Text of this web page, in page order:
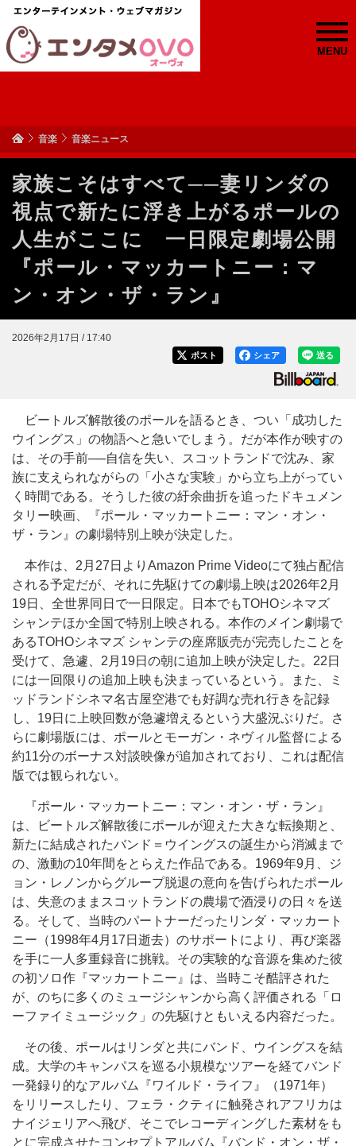
MENU
音楽 音楽ニュース
家族こそはすべて──妻リンダの
視点で新たに浮き上がるポールの
人生がここに 一日限定劇場公開
『ポール・マッカートニー：マ
ン・オン・ザ・ラン』
2026年2月17日 / 17:40
送る
シェア
ポスト
ビートルズ解散後のポールを語るとき、つい「成功した
ウイングス」の物語へと急いでしまう。だが本作が映すの
は、その手前──自信を失い、スコットランドで沈み、家
族に支えられながらの「小さな実験」から立ち上がってい
く時間である。そうした彼の紆余曲折を追ったドキュメン
タリー映画、『ポール・マッカートニー：マン・オン・
ザ・ラン』の劇場特別上映が決定した。
本作は、2月27日よりAmazon Prime Videoにて独占配信
される予定だが、それに先駆けての劇場上映は2026年2月
19日、全世界同日で一日限定。日本でもTOHOシネマズ
シャンテほか全国で特別上映される。本作のメイン劇場で
あるTOHOシネマズ シャンテの座席販売が完売したことを
受けて、急遽、2月19日の朝に追加上映が決定した。22日
には一回限りの追加上映も決まっているという。また、ミ
ッドランドシネマ名古屋空港でも好調な売れ行きを記録
し、19日に上映回数が急遽増えるという大盛況ぶりだ。さ
らに劇場版には、ポールとモーガン・ネヴィル監督による
約11分のボーナス対談映像が追加されており、これは配信
版では観られない。
『ポール・マッカートニー：マン・オン・ザ・ラン』
は、ビートルズ解散後にポールが迎えた大きな転換期と、
新たに結成されたバンド＝ウイングスの誕生から消滅まで
の、激動の10年間をとらえた作品である。1969年9月、ジ
ョン・レノンからグループ脱退の意向を告げられたポール
は、失意のままスコットランドの農場で酒浸りの日々を送
る。そして、当時のパートナーだったリンダ・マッカート
ニー（1998年4月17日逝去）のサポートにより、再び楽器
を手に一人多重録音に挑戦。その実験的な音源を集めた彼
の初ソロ作『マッカートニー』は、当時こそ酷評された
が、のちに多くのミュージシャンから高く評価される「ロ
ーファイミュージック」の先駆けともいえる内容だった。
その後、ポールはリンダと共にバンド、ウイングスを結
成。大学のキャンパスを巡る小規模なツアーを経てバンド
一発録り的なアルバム『ワイルド・ライフ』（1971年）
をリリースしたり、フェラ・クティに触発されアフリカは
ナイジェリアへ飛び、そこでレコーディングした素材をも
とに完成させたコンセプトアルバム『バンド・オン・ザ・